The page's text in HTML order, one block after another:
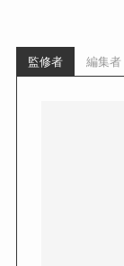
監修者 編集者